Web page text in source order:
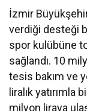
İzmir
verdiği desteği
spor kulübüne
sağlandı. 10
tesis bakım ve
liralık
milyon liraya